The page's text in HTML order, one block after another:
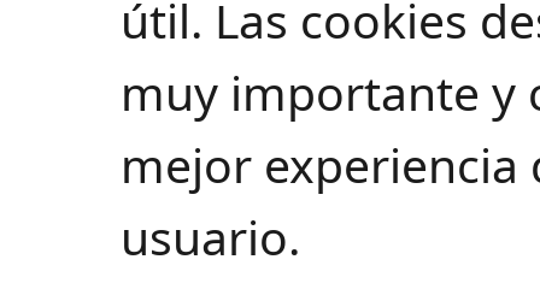
útil. Las cookies
muy importante y
mejor experiencia
usuario.